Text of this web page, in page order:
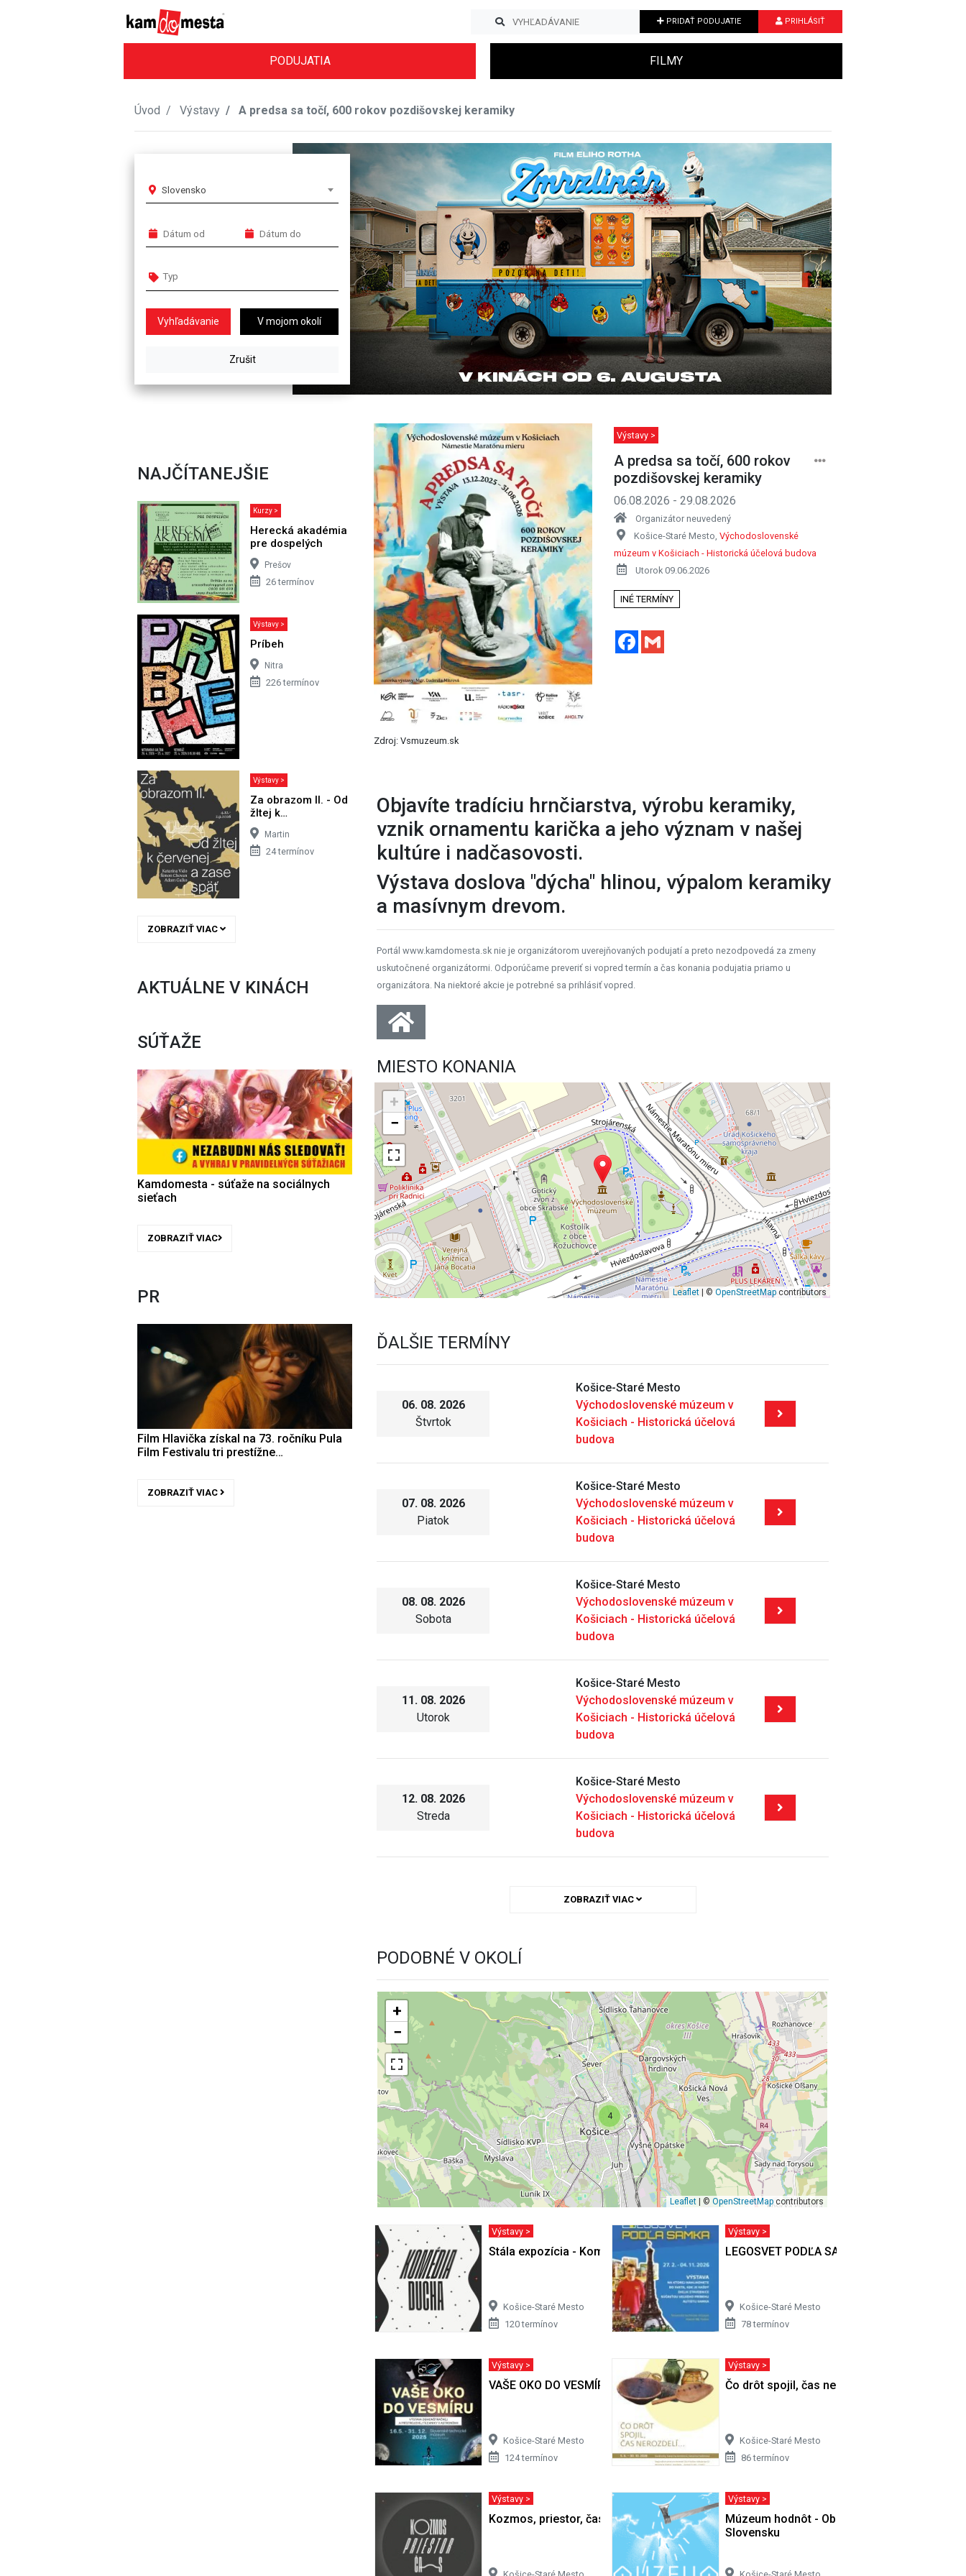
PRIDAŤ PODUJATIE PRIHLÁSIŤ
PODUJATIA FILMY
Úvod Výstavy A predsa sa točí, 600 rokov pozdišovskej keramiky
Slovensko
V mojom okolí
Previous Next
NAJČÍTANEJŠIE
Kurzy >
Herecká akadémia
pre dospelých
Prešov
26 termínov
Výstavy >
Príbeh
Nitra
226 termínov
Výstavy >
Za obrazom II. - Od
žltej k…
Martin
24 termínov
ZOBRAZIŤ VIAC
AKTUÁLNE V KINÁCH
SÚŤAŽE
Kamdomesta - súťaže na sociálnych
sieťach
ZOBRAZIŤ VIAC
PR
Film Hlavička získal na 73. ročníku Pula
Film Festivalu tri prestížne…
ZOBRAZIŤ VIAC
Zdroj: Vsmuzeum.sk
Výstavy >
A predsa sa točí, 600 rokov
pozdišovskej keramiky
06.08.2026 - 29.08.2026
Organizátor neuvedený
Košice-Staré Mesto, Východoslovenské
múzeum v Košiciach - Historická účelová budova
Utorok 09.06.2026
INÉ TERMÍNY
Facebook
Objavíte tradíciu hrnčiarstva, výrobu keramiky,
vznik ornamentu karička a jeho význam v našej
kultúre i nadčasovosti.
Výstava doslova "dýcha" hlinou, výpalom keramiky
a masívnym drevom.
Portál www.kamdomesta.sk nie je organizátorom uverejňovaných podujatí a preto nezodpovedá za zmeny
uskutočnené organizátormi. Odporúčame preveriť si vopred termín a čas konania podujatia priamo u
organizátora. Na niektoré akcie je potrebné sa prihlásiť vopred.
MIESTO KONANIA
+
−
Leaflet| © OpenStreetMapcontributors
ĎALŠIE TERMÍNY
06. 08. 2026
Štvrtok
Košice-Staré Mesto
Východoslovenské múzeum v
Košiciach - Historická účelová
budova
07. 08. 2026
Piatok
Košice-Staré Mesto
Východoslovenské múzeum v
Košiciach - Historická účelová
budova
08. 08. 2026
Sobota
Košice-Staré Mesto
Východoslovenské múzeum v
Košiciach - Historická účelová
budova
11. 08. 2026
Utorok
Košice-Staré Mesto
Východoslovenské múzeum v
Košiciach - Historická účelová
budova
12. 08. 2026
Streda
Košice-Staré Mesto
Východoslovenské múzeum v
Košiciach - Historická účelová
budova
ZOBRAZIŤ VIAC
PODOBNÉ V OKOLÍ
4
+
−
Leaflet | ©OpenStreetMap contributors
Výstavy >
Stála expozícia - Komédia ducha
Košice-Staré Mesto
120 termínov
Výstavy >
LEGOSVET PODĽA SAMKA
Košice-Staré Mesto
78 termínov
Výstavy >
VAŠE OKO DO VESMÍRU
Košice-Staré Mesto
124 termínov
Výstavy >
Čo drôt spojil, čas nerozdelí
Košice-Staré Mesto
86 termínov
Výstavy >
Kozmos, priestor, čas
Výstavy >
Múzeum hodnôt - Obrazová správa o
Slovensku